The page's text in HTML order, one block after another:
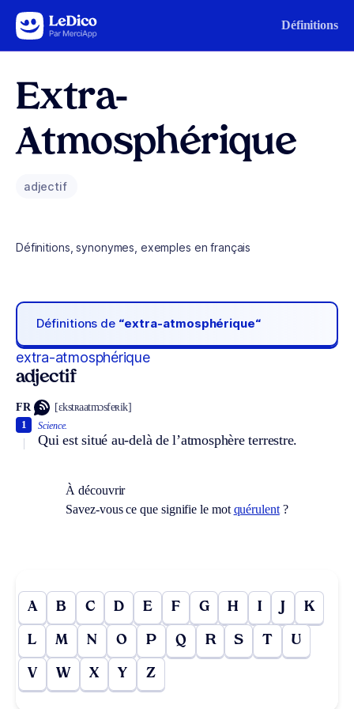
Aller au contenu Définitions
Extra-
Atmosphérique
adjectif
Définitions, synonymes, exemples en français
Définitions de “extra-atmosphérique“
extra-atmosphérique
adjectif
FR [ɛkstʀaatmɔsfeʀik]
Science.
Qui est situé au-delà de l’atmosphère terrestre.
1
À découvrir
Savez-vous ce que signifie le mot quérulent?
A B C D E F G H I J K
L M N O P Q R S T U
V W X Y Z